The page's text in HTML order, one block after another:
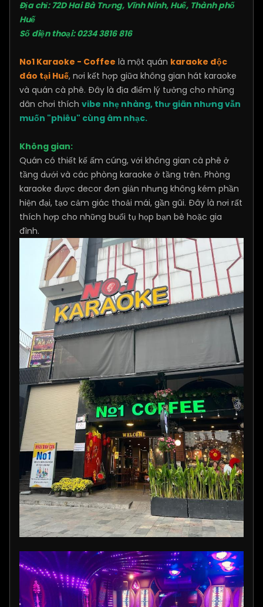
Địa chỉ: 72D Hai Bà Trưng, Vĩnh Ninh, Huế, Thành phố
Huế​
Số điện thoại: 0234 3816 816
No1 Karaoke - Coffee là một quán karaoke độc
đáo tại Huế, nơi kết hợp giữa không gian hát karaoke
và quán cà phê. Đây là địa điểm lý tưởng cho những
dân chơi thích vibe nhẹ nhàng, thư giãn nhưng vẫn
muốn "phiêu" cùng âm nhạc.
Không gian:
Quán có thiết kế ấm cúng, với không gian cà phê ở
tầng dưới và các phòng karaoke ở tầng trên. Phòng
karaoke được decor đơn giản nhưng không kém phần
hiện đại, tạo cảm giác thoải mái, gần gũi. Đây là nơi rất
thích hợp cho những buổi tụ họp bạn bè hoặc gia
đình.